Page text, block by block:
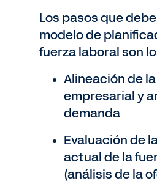
Los pasos que
modelo de
fuerza laboral son
Alineación de
empresarial y
demanda
Evaluación de
actual de la
(análisis de la